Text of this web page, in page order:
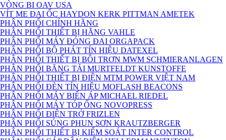
VÒNG BI OAV USA
VÍT ME ĐAI ỐC HAYDON KERK PITTMAN AMETEK
PHÂN PHỐI CHÍNH HÃNG
PHÂN PHỐI THIẾT BỊ HÃNG VAHLE
PHÂN PHỐI MÁY ĐÓNG ĐAI ORGAPACK
PHÂN PHỐI BỘ PHÁT TÍN HIỆU DATEXEL
PHÂN PHỐI THIẾT BỊ BÔI TRƠN MWM SCHMIERANLAGEN
PHÂN PHỐI BĂNG TẢI MURTFELDT KUNSTOFFE
PHÂN PHỐI THIẾT BỊ ĐIỆN MTM POWER VIỆT NAM
PHÂN PHỐI ĐÈN TÍN HIỆU MOFLASH BEACONS
PHÂN PHỐI MÁY BIẾN ÁP MICHAEL RIEDEL
PHÂN PHỐI MÁY TÓP ỐNG NOVOPRESS
PHÂN PHỐI ĐIỆN TRỞ FRIZLEN
PHÂN PHỐI SÚNG PHUN SƠN KRAUTZBERGER
PHÂN PHỐI THIẾT BỊ KIỂM SOÁT INTER CONTROL